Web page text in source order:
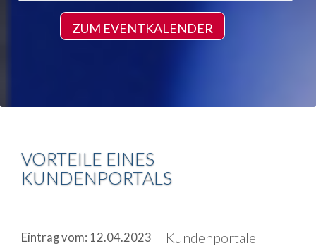
ZUM EVENTKALENDER
VORTEILE EINES
KUNDENPORTALS
Eintrag vom: 12.04.2023
Kundenportale